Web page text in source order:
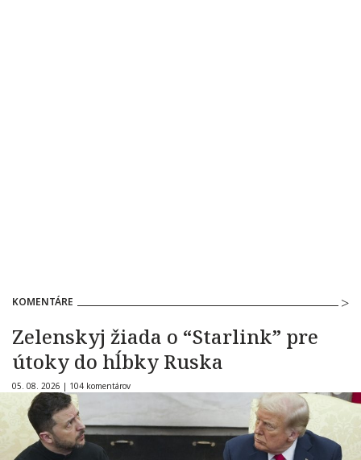
KOMENTÁRE
Zelenskyj žiada o “Starlink” pre
útoky do hĺbky Ruska
05. 08. 2026 | 104 komentárov